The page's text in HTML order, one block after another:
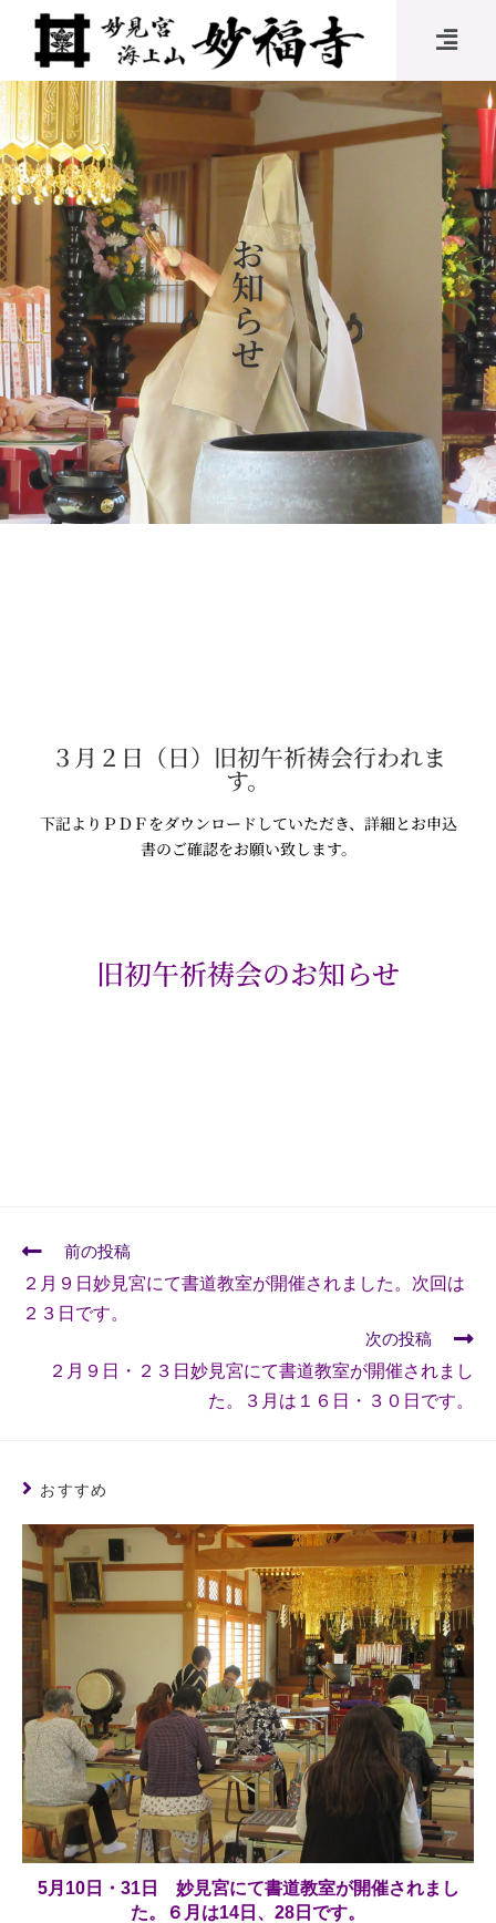
お
知
ら
せ
３月２日（日）旧初午祈祷会行われま
す。
下記よりＰＤＦをダウンロードしていただき、詳細とお申込
書のご確認をお願い致します。
旧初午祈祷会のお知らせ
前の投稿
２月９日妙見宮にて書道教室が開催されました。次回は
２３日です。
次の投稿
２月９日・２３日妙見宮にて書道教室が開催されまし
た。３月は１６日・３０日です。
おすすめ
5月10日・31日 妙見宮にて書道教室が開催されまし
た。６月は14日、28日です。